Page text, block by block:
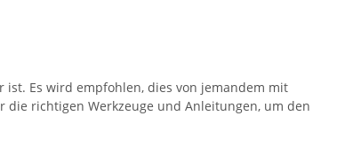
Es wird empfohlen, dies von jemandem mit
richtigen Werkzeuge und Anleitungen, um den